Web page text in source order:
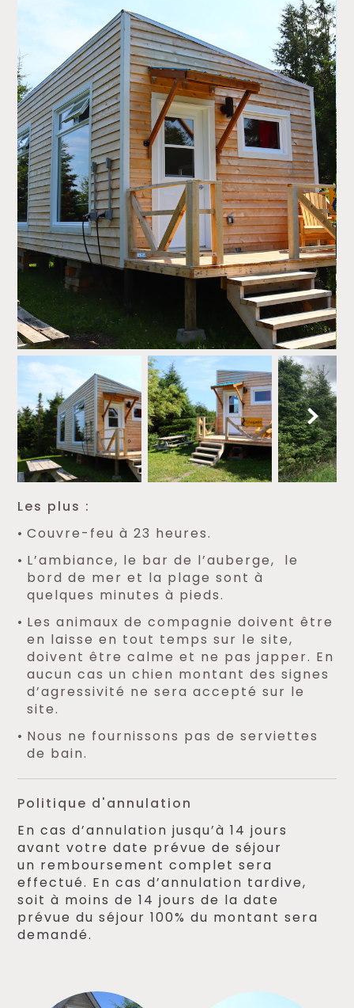
Les plus :
Couvre-feu à 23 heures.
L’ambiance, le bar de l’auberge, le
bord de mer et la plage sont à
quelques minutes à pieds.
Les animaux de compagnie doivent être
en laisse en tout temps sur le site,
doivent être calme et ne pas japper. En
aucun cas un chien montant des signes
d’agressivité ne sera accepté sur le
site.
Nous ne fournissons pas de serviettes
de bain.
Politique d'annulation
En cas d’annulation jusqu’à 14 jours
avant votre date prévue de séjour
un remboursement complet sera
effectué. En cas d’annulation tardive,
soit à moins de 14 jours de la date
prévue du séjour 100% du montant sera
demandé.